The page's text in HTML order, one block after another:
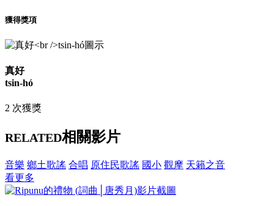
獲得獎項
真好
tsin-hó
2 次獲獎
RELATED相關影片
音樂 鄉土歌謠 合唱 原住民歌謠 國小 觀摩 天籟之音
看更多